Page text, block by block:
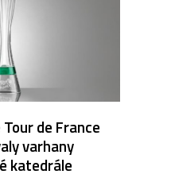
de France
varhany
katedrále